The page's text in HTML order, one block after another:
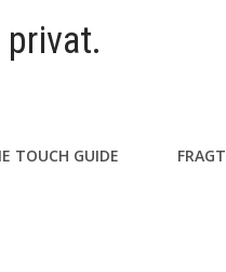
TOUCH GUIDE FRAGT